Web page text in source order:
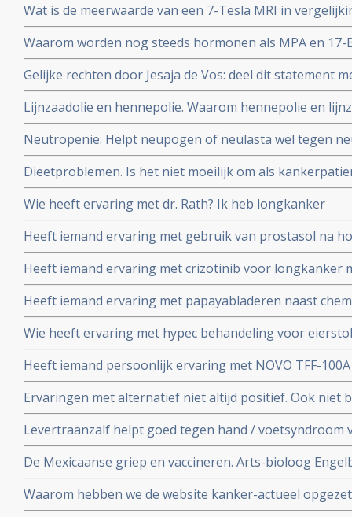
Wat is de meerwaarde van een 7-Tesla MRI in
Waarom worden nog steeds hormonen als MPA en
bekend is dat dit kanker veroorzaakt?
Gelijke rechten door Jesaja de Vos: deel dit statement
Lijnzaadolie en hennepolie. Waarom hennepolie en
Neutropenie: Helpt neupogen of neulasta wel tegen
bloedlichaampjes - veroorzaakt door chemo? En zijn
alternatieven voor?
Dieetproblemen. Is het niet moeilijk om als
Moermandieet te volgen en kun je dat van de ene op
Wie heeft ervaring met dr. Rath? Ik heb longkanker
Heeft iemand ervaring met gebruik van prostasol na
uitgezaaide prostaatkanker?
Heeft iemand ervaring met crizotinib voor longkanker
Heeft iemand ervaring met papayabladeren naast
Wie heeft ervaring met hypec behandeling voor
Heeft iemand persoonlijk ervaring met NOVO TFF-
Ervaringen met alternatief niet altijd positief. Ook niet
ervaring
Levertraanzalf helpt goed tegen hand / voetsyndroom
name Xeloda - capecitabine
De Mexicaanse griep en vaccineren. Arts-bioloog
conclusies op basis van wetenschappeliijke analyse en
Waarom hebben we de website kanker-actueel